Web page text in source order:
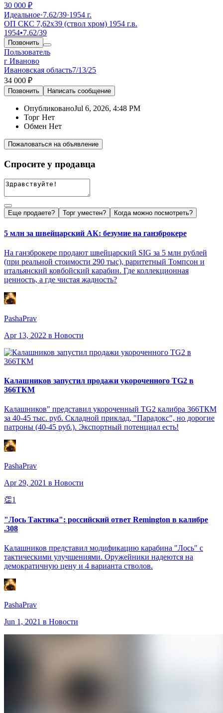
30 000 ₽
Идеальное·7.62/39·1954 г.
ОП СКС 7,62х39 (ствол хром) 1954 г.в.
1954•7.62/39
Позвонить
Пользователь
г Иваново
Ивановская область7/13/25
34 000 ₽
Позвонить Написать сообщение
ОпубликованоJul 6, 2026, 4:48 PM
Торг Нет
Обмен Нет
Пожаловаться на объявление
Спросите у продавца
Еще продаете? Торг уместен? Когда можно посмотреть?
5 млн за швейцарский АК: безумие на ганзброкере
На ганзброкере продают швейцарский SIG за 5 млн рублей
(при реальной стоимости 290 тыс), раритетный Томпсон и
итальянский ковбойский карабин. Где коллекционная
ценность, а где чистая жадность?
PashaPrav
Apr 13, 2022 в Новости
Калашников запустил продажи укороченного TG2 в
366ТКМ
Калашников" представил укороченный TG2 калибра 366ТКМ
за 40-45 тыс. руб. Складной приклад, "Парадокс", но дорогие
патроны (40-45 руб.). Экспортный потенциал есть!
PashaPrav
Apr 29, 2021 в Новости
👏1
"Лось Тактика": российский ответ Remington в калибре
.308
Калашников представил модификацию карабина "Лось" с
тактическими улучшениями. Оружейники надеются на
демократичную цену и 4 варианта стволов.
PashaPrav
Jun 1, 2021 в Новости